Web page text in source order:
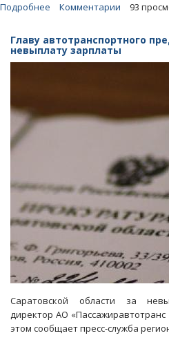
Подробнее
инициировал
судебный
«Тролзы»
Комментарии 93
Главу автотранспортного
невыплату зарплаты
Саратовской области за
директор АО «Пассажиравтотранс
этом сообщает пресс-служба